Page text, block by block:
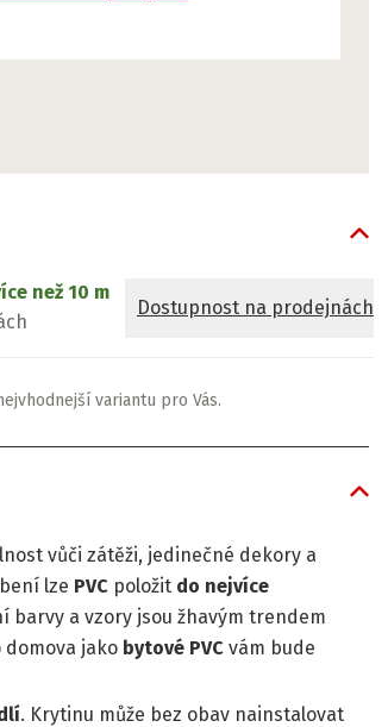
než 10 m
Dostupnost na prodejnách
variantu pro Vás.
vůči zátěži, jedinečné dekory a
lze PVC položit do nejvíce
barvy a vzory jsou žhavým trendem
jako bytové PVC vám bude
. Krytinu může bez obav nainstalovat